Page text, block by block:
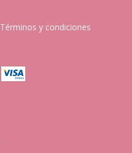
Términos y condiciones